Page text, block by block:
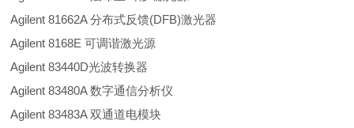
Agilent 81662A 分布式反馈(DFB)激光器
Agilent 8168E 可调谐激光源
Agilent 83440D光波转换器
Agilent 83480A 数字通信分析仪
Agilent 83483A 双通道电模块